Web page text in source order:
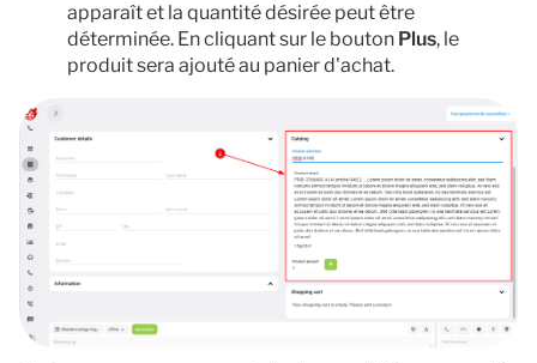
apparaît et la quantité désirée peut être
déterminée. En cliquant sur le bouton Plus, le
produit sera ajouté au panier d'achat.